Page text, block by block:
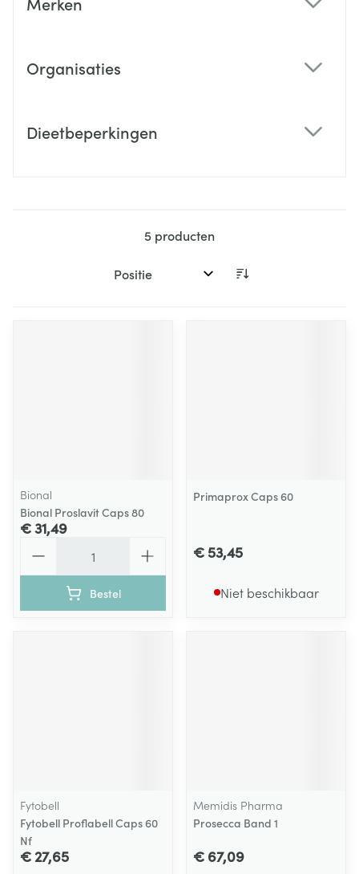
Organisaties
Dieetbeperkingen
5 producten
Sorteer op:
Bional
Bional Proslavit Caps 80
€ 31,49
Bestel
Primaprox Caps 60
€ 53,45
Niet beschikbaar
Fytobell
Fytobell Proflabell Caps 60
Nf
€ 27,65
Memidis Pharma
Prosecca Band 1
€ 67,09